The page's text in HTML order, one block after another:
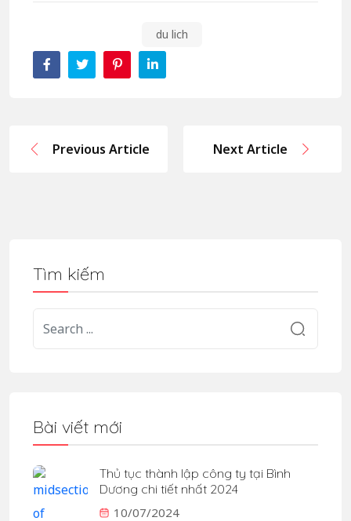
du lich
Previous Article Next Article
Tìm kiếm
Bài viết mới
Thủ tục thành lập công ty tại Bình
Dương chi tiết nhất 2024
10/07/2024